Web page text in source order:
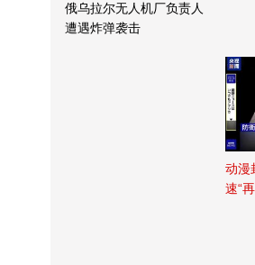
俄乌拉尔无人机厂负责人
遭遇炸弹袭击
动漫
速“